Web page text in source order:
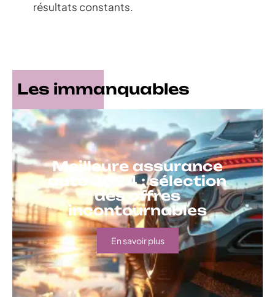
résultats constants.
Les immanquables
Meilleure assurance
auto 2024 : sélection
des offres
incontournables
En savoir plus